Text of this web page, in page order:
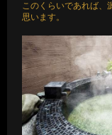
このくらいであれば、
思います。